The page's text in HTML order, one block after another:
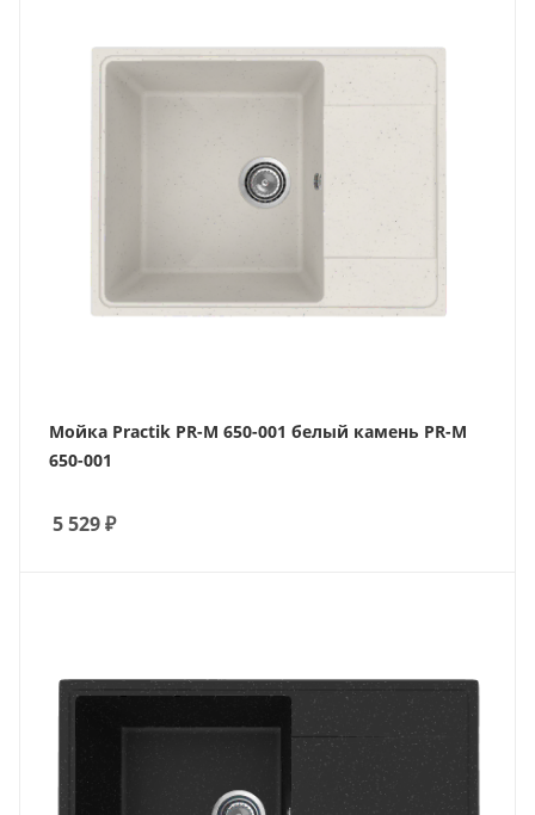
Мойка Practik PR-M 650-001 белый камень PR-M
650-001
5 529₽